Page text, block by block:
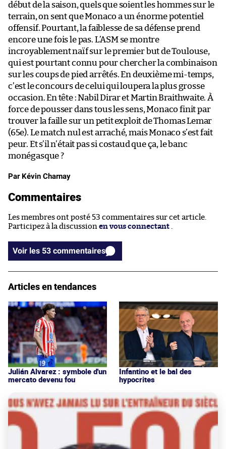
début de la saison, quels que soient les hommes sur le
terrain, on sent que Monaco a un énorme potentiel
offensif. Pourtant, la faiblesse de sa défense prend
encore une fois le pas. L’ASM se montre
incroyablement naïf sur le premier but de Toulouse,
qui est pourtant connu pour chercher la combinaison
sur les coups de pied arrêtés. En deuxième mi-temps,
c’est le concours de celui qui loupera la plus grosse
occasion. En tête : Nabil Dirar et Martin Braithwaite. À
force de pousser dans tous les sens, Monaco finit par
trouver la faille sur un petit exploit de Thomas Lemar
(65e). Le match nul est arraché, mais Monaco s’est fait
peur. Et s’il n’était pas si costaud que ça, le banc
monégasque ?
Par Kévin Charnay
Commentaires
Les membres ont posté 53 commentaires sur cet article.
Participez à la discussion en vous connectant .
Voir les 53 commentaires
Articles en tendances
Julián Alvarez : symbole d'un
mercato devenu fou
Infantino et le bal des
hypocrites